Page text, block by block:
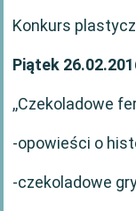
Konkurs
Piątek
,,Czekoladowe
-opowieści o
-czekoladowe